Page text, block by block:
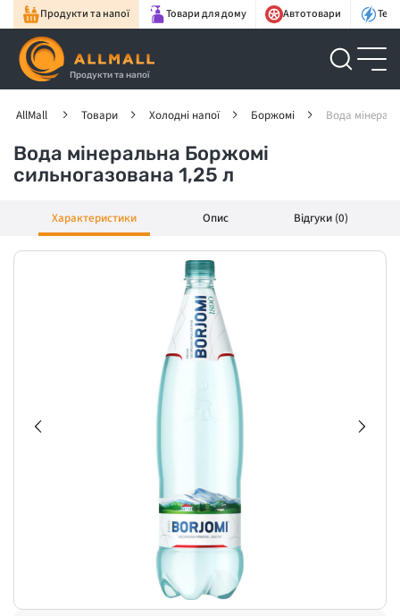
Продукти та напої Товари для дому Автотовари
Продукти та напої
AllMall Товари Холодні напої Боржомі Вода
Вода мінеральна Боржомі
сильногазована 1,25 л
Характеристики Опис Відгуки (0)